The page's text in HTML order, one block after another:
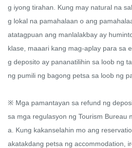
g iyong tirahan. Kung may natural na
g lokal na pamahalaan o ang
atatagpuan ang manlalakbay ay
klase, maaari kang mag-aplay para sa
g deposito ay pananatilihin sa loob ng
ng pumili ng bagong petsa sa loob ng
※ Mga pamantayan sa refund ng
sa mga regulasyon ng Tourism Bureau
a. Kung kakanselahin mo ang
akatakdang petsa ng accommodation,